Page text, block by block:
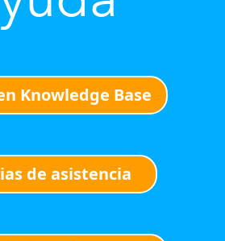
Knowledge Base
de asistencia